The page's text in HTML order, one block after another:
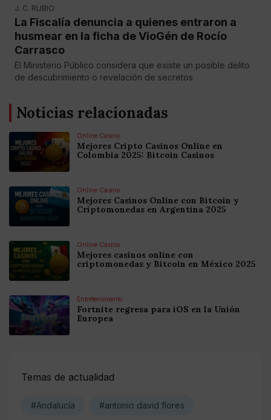
J. C. RUBIO
La Fiscalía denuncia a quienes entraron a
husmear en la ficha de VioGén de Rocío
Carrasco
El Ministerio Público considera que existe un posible delito
de descubrimiento o revelación de secretos
Noticias relacionadas
Online Casino
Mejores Cripto Casinos Online en
Colombia 2025: Bitcoin Casinos
Online Casino
Mejores Casinos Online con Bitcoin y
Criptomonedas en Argentina 2025
Online Casino
Mejores casinos online con
criptomonedas y Bitcoin en México 2025
Entretenimiento
Fortnite regresa para iOS en la Unión
Europea
Temas de actualidad
#Andalucía #antonio david flores